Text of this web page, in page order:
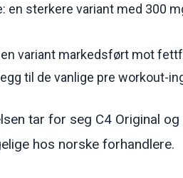
en sterkere variant med 300
en variant markedsført mot
til de vanlige pre workout-
tar for seg C4 Original
hos norske forhandlere.